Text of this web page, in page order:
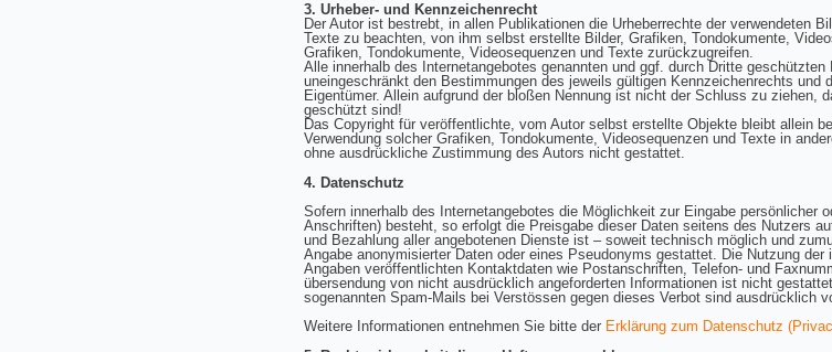
3. Urheber- und Kennzeichenrecht
Der Autor ist bestrebt, in allen Publikationen die Urheberrechte der verwendeten
Texte zu beachten, von ihm selbst erstellte Bilder, Grafiken, Tondokumente,
Grafiken, Tondokumente, Videosequenzen und Texte zurückzugreifen.
Alle innerhalb des Internetangebotes genannten und ggf. durch Dritte geschützten
uneingeschränkt den Bestimmungen des jeweils gültigen Kennzeichenrechts und
Eigentümer. Allein aufgrund der bloßen Nennung ist nicht der Schluss zu ziehen,
geschützt sind!
Das Copyright für veröffentlichte, vom Autor selbst erstellte Objekte bleibt allein
Verwendung solcher Grafiken, Tondokumente, Videosequenzen und Texte in
ohne ausdrückliche Zustimmung des Autors nicht gestattet.
4. Datenschutz
Sofern innerhalb des Internetangebotes die Möglichkeit zur Eingabe persönlicher
Anschriften) besteht, so erfolgt die Preisgabe dieser Daten seitens des Nutzers
und Bezahlung aller angebotenen Dienste ist – soweit technisch möglich und
Angabe anonymisierter Daten oder eines Pseudonyms gestattet. Die Nutzung
Angaben veröffentlichten Kontaktdaten wie Postanschriften, Telefon- und
übersendung von nicht ausdrücklich angeforderten Informationen ist nicht
sogenannten Spam-Mails bei Verstössen gegen dieses Verbot sind ausdrücklich
Weitere Informationen entnehmen Sie bitte der Erklärung zum Datenschutz